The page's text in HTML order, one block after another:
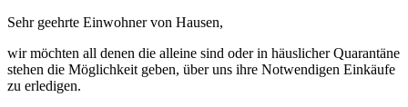
Sehr geehrte Einwohner von Hausen,
wir möchten all denen die alleine sind oder in häuslicher Quarantäne
stehen die Möglichkeit geben, über uns ihre Notwendigen Einkäufe
zu erledigen.